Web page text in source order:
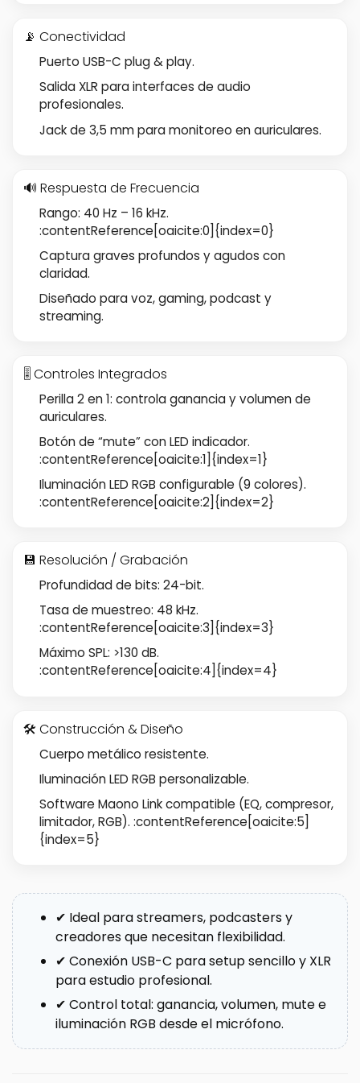
📡 Conectividad
Puerto USB-C plug & play.
Salida XLR para interfaces de audio
profesionales.
Jack de 3,5 mm para monitoreo en auriculares.
🔊 Respuesta de Frecuencia
Rango: 40 Hz – 16 kHz.
:contentReference[oaicite:0]{index=0}
Captura graves profundos y agudos con
claridad.
Diseñado para voz, gaming, podcast y
streaming.
🎚 Controles Integrados
Perilla 2 en 1: controla ganancia y volumen de
auriculares.
Botón de “mute” con LED indicador.
:contentReference[oaicite:1]{index=1}
Iluminación LED RGB configurable (9 colores).
:contentReference[oaicite:2]{index=2}
💾 Resolución / Grabación
Profundidad de bits: 24-bit.
Tasa de muestreo: 48 kHz.
:contentReference[oaicite:3]{index=3}
Máximo SPL: >130 dB.
:contentReference[oaicite:4]{index=4}
🛠 Construcción & Diseño
Cuerpo metálico resistente.
Iluminación LED RGB personalizable.
Software Maono Link compatible (EQ, compresor,
limitador, RGB). :contentReference[oaicite:5]
{index=5}
✔ Ideal para streamers, podcasters y
creadores que necesitan flexibilidad.
✔ Conexión USB-C para setup sencillo y XLR
para estudio profesional.
✔ Control total: ganancia, volumen, mute e
iluminación RGB desde el micrófono.